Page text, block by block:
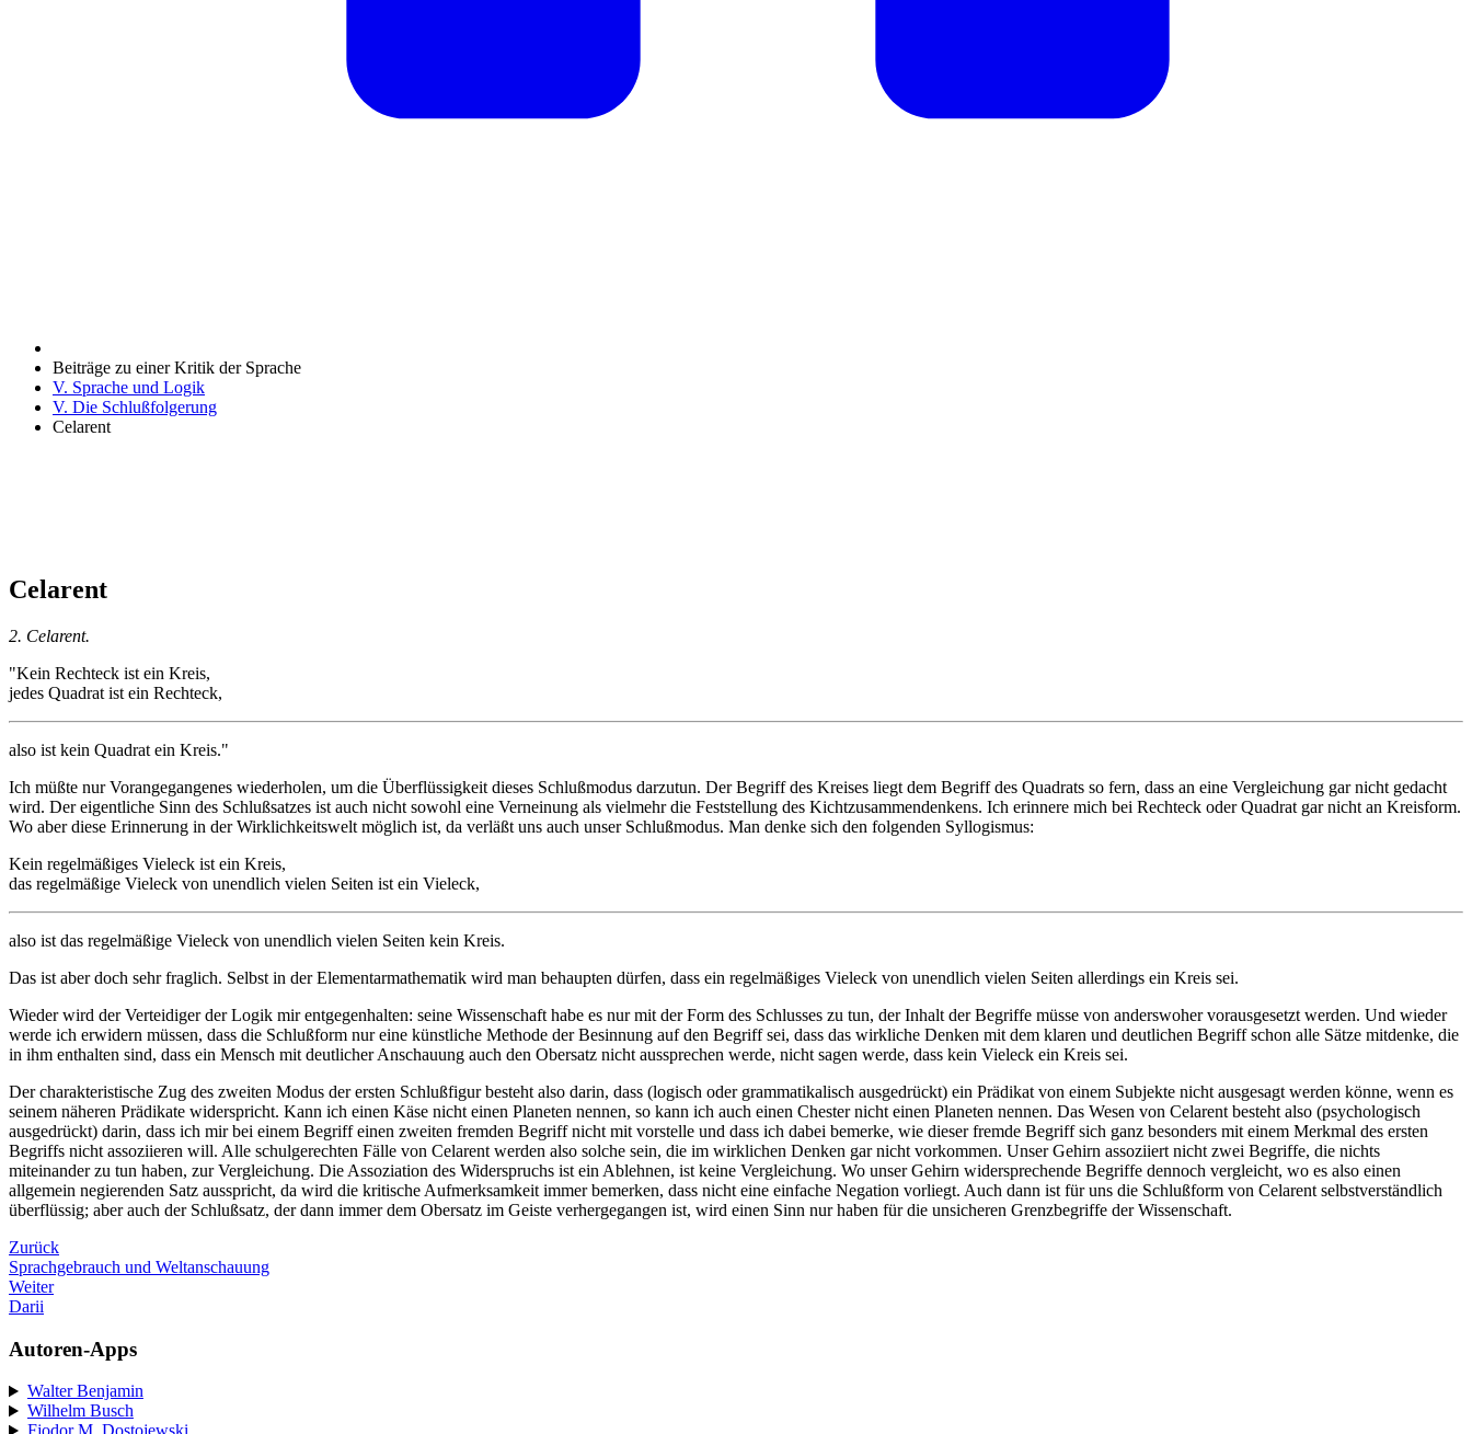
Beiträge zu einer Kritik der Sprache
V. Sprache und Logik
V. Die Schlußfolgerung
Celarent
Celarent
2. Celarent.
"Kein Rechteck ist ein Kreis,
jedes Quadrat ist ein Rechteck,
also ist kein Quadrat ein Kreis."
Ich müßte nur Vorangegangenes wiederholen, um die Überflüssigkeit dieses Schlußmodus darzutun. Der Begriff des Kreises liegt dem Begriff des Quadrats so fern, dass an eine Vergleichung gar nicht gedacht
wird. Der eigentliche Sinn des Schlußsatzes ist auch nicht sowohl eine Verneinung als vielmehr die Feststellung des Kichtzusammendenkens. Ich erinnere mich bei Rechteck oder Quadrat gar nicht an Kreisform.
Wo aber diese Erinnerung in der Wirklichkeitswelt möglich ist, da verläßt uns auch unser Schlußmodus. Man denke sich den folgenden Syllogismus:
Kein regelmäßiges Vieleck ist ein Kreis,
das regelmäßige Vieleck von unendlich vielen Seiten ist ein Vieleck,
also ist das regelmäßige Vieleck von unendlich vielen Seiten kein Kreis.
Das ist aber doch sehr fraglich. Selbst in der Elementarmathematik wird man behaupten dürfen, dass ein regelmäßiges Vieleck von unendlich vielen Seiten allerdings ein Kreis sei.
Wieder wird der Verteidiger der Logik mir entgegenhalten: seine Wissenschaft habe es nur mit der Form des Schlusses zu tun, der Inhalt der Begriffe müsse von anderswoher vorausgesetzt werden. Und wieder
werde ich erwidern müssen, dass die Schlußform nur eine künstliche Methode der Besinnung auf den Begriff sei, dass das wirkliche Denken mit dem klaren und deutlichen Begriff schon alle Sätze mitdenke, die
in ihm enthalten sind, dass ein Mensch mit deutlicher Anschauung auch den Obersatz nicht aussprechen werde, nicht sagen werde, dass kein Vieleck ein Kreis sei.
Der charakteristische Zug des zweiten Modus der ersten Schlußfigur besteht also darin, dass (logisch oder grammatikalisch ausgedrückt) ein Prädikat von einem Subjekte nicht ausgesagt werden könne, wenn es
seinem näheren Prädikate widerspricht. Kann ich einen Käse nicht einen Planeten nennen, so kann ich auch einen Chester nicht einen Planeten nennen. Das Wesen von Celarent besteht also (psychologisch
ausgedrückt) darin, dass ich mir bei einem Begriff einen zweiten fremden Begriff nicht mit vorstelle und dass ich dabei bemerke, wie dieser fremde Begriff sich ganz besonders mit einem Merkmal des ersten
Begriffs nicht assoziieren will. Alle schulgerechten Fälle von Celarent werden also solche sein, die im wirklichen Denken gar nicht vorkommen. Unser Gehirn assoziiert nicht zwei Begriffe, die nichts
miteinander zu tun haben, zur Vergleichung. Die Assoziation des Widerspruchs ist ein Ablehnen, ist keine Vergleichung. Wo unser Gehirn widersprechende Begriffe dennoch vergleicht, wo es also einen
allgemein negierenden Satz ausspricht, da wird die kritische Aufmerksamkeit immer bemerken, dass nicht eine einfache Negation vorliegt. Auch dann ist für uns die Schlußform von Celarent selbstverständlich
überflüssig; aber auch der Schlußsatz, der dann immer dem Obersatz im Geiste verhergegangen ist, wird einen Sinn nur haben für die unsicheren Grenzbegriffe der Wissenschaft.
Zurück
Sprachgebrauch und Weltanschauung
Weiter
Darii
Autoren-Apps
Walter Benjamin
Wilhelm Busch